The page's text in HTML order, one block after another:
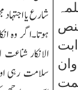
شارع یا
ہوتا۔اگر وہ
الانکار
سلامت رہی